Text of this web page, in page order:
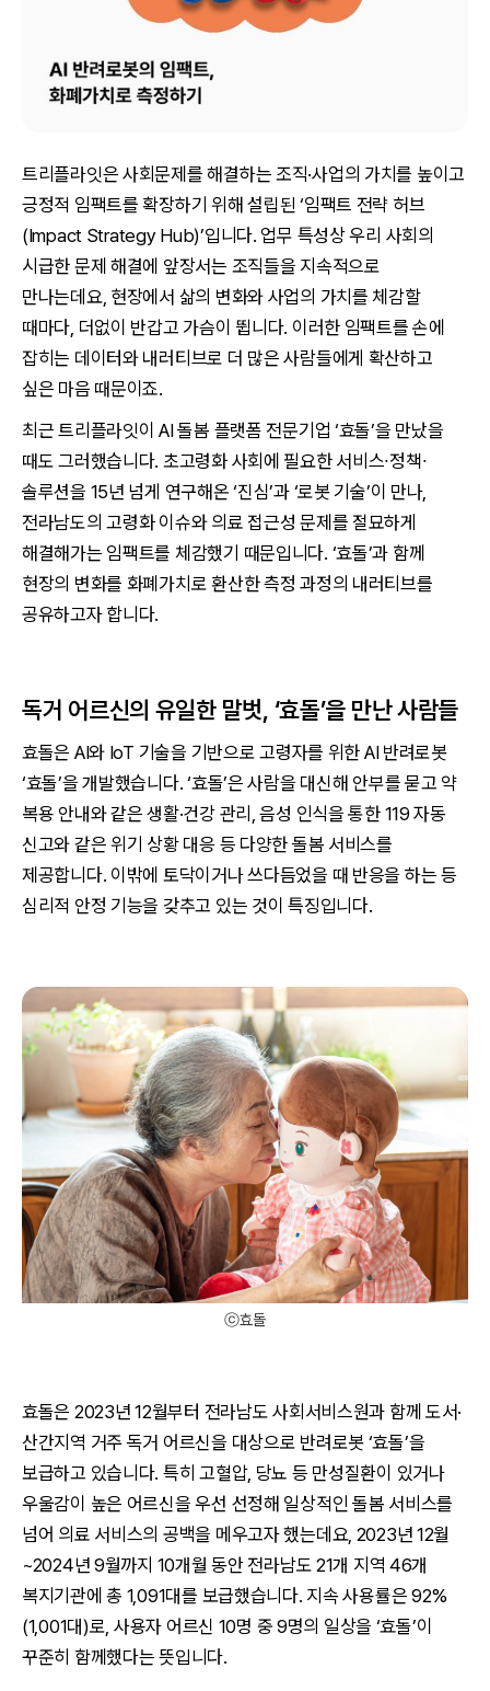
트리플라잇은 사회문제를 해결하는 조직·사업의 가치를 높이고
긍정적 임팩트를 확장하기 위해 설립된 ‘임팩트 전략 허브
(Impact Strategy Hub)’입니다. 업무 특성상 우리 사회의
시급한 문제 해결에 앞장서는 조직들을 지속적으로
만나는데요, 현장에서 삶의 변화와 사업의 가치를 체감할
때마다, 더없이 반갑고 가슴이 뜁니다. 이러한 임팩트를 손에
잡히는 데이터와 내러티브로 더 많은 사람들에게 확산하고
싶은 마음 때문이죠.
최근 트리플라잇이 AI 돌봄 플랫폼 전문기업 ‘효돌’을 만났을
때도 그러했습니다. 초고령화 사회에 필요한 서비스∙정책∙
솔루션을 15년 넘게 연구해온 ‘진심’과 ‘로봇 기술’이 만나,
전라남도의 고령화 이슈와 의료 접근성 문제를 절묘하게
해결해가는 임팩트를 체감했기 때문입니다. ‘효돌’과 함께
현장의 변화를 화폐가치로 환산한 측정 과정의 내러티브를
공유하고자 합니다.
독거 어르신의 유일한 말벗, ‘효돌’을 만난 사람들
효돌은 AI와 IoT 기술을 기반으로 고령자를 위한 AI 반려로봇
‘효돌’을 개발했습니다. ‘효돌’은 사람을 대신해 안부를 묻고 약
복용 안내와 같은 생활·건강 관리, 음성 인식을 통한 119 자동
신고와 같은 위기 상황 대응 등 다양한 돌봄 서비스를
제공합니다. 이밖에 토닥이거나 쓰다듬었을 때 반응을 하는 등
심리적 안정 기능을 갖추고 있는 것이 특징입니다.
ⓒ효돌
효돌은 2023년 12월부터 전라남도 사회서비스원과 함께 도서·
산간지역 거주 독거 어르신을 대상으로 반려로봇 ‘효돌’을
보급하고 있습니다. 특히 고혈압, 당뇨 등 만성질환이 있거나
우울감이 높은 어르신을 우선 선정해 일상적인 돌봄 서비스를
넘어 의료 서비스의 공백을 메우고자 했는데요, 2023년 12월
~2024년 9월까지 10개월 동안 전라남도 21개 지역 46개
복지기관에 총 1,091대를 보급했습니다. 지속 사용률은 92%
(1,001대)로, 사용자 어르신 10명 중 9명의 일상을 ‘효돌’이
꾸준히 함께했다는 뜻입니다.